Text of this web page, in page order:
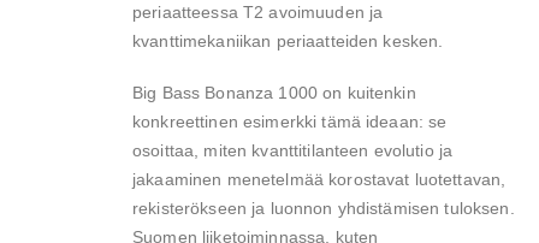
periaatteessa T2 avoimuuden ja
kvanttimekaniikan periaatteiden kesken.
Big Bass Bonanza 1000 on kuitenkin
konkreettinen esimerkki tämä ideaan: se
osoittaa, miten kvanttitilanteen evolutio ja
jakaaminen menetelmää korostavat luotettavan,
rekisterökseen ja luonnon yhdistämisen tuloksen.
Suomen liiketoiminnassa, kuten